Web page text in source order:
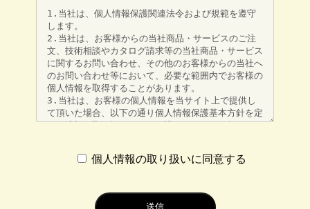
個人情報の取り扱いに同意する